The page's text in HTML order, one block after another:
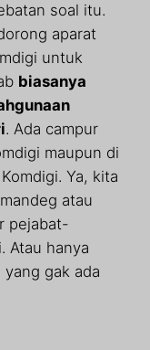
soal itu.
aparat
untuk
biasanya
. Ada campur
maupun di
Ya, kita
atau
pejabat-
Atau hanya
gak ada